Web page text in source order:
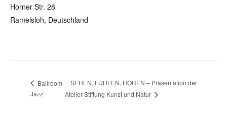
Horner Str. 28
Ramelsloh, Deutschland
Ballroom
Jazz
SEHEN, FÜHLEN, HÖREN – Präsentation der
Atelier-Stiftung Kunst und Natur